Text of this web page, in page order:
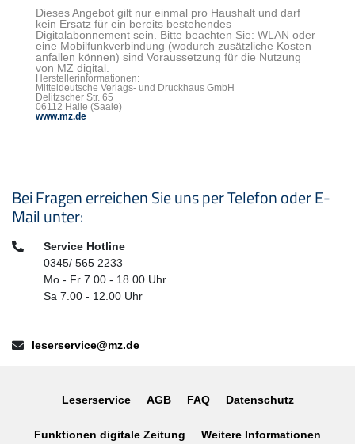
Dieses Angebot gilt nur einmal pro Haushalt und darf
kein Ersatz für ein bereits bestehendes
Digitalabonnement sein. Bitte beachten Sie: WLAN oder
eine Mobilfunkverbindung (wodurch zusätzliche Kosten
anfallen können) sind Voraussetzung für die Nutzung
von MZ digital.
Herstellerinformationen:
Mitteldeutsche Verlags- und Druckhaus GmbH
Delitzscher Str. 65
06112 Halle (Saale)
www.mz.de
Seitenfußbereich
Bei Fragen erreichen Sie uns per Telefon oder E-
Mail unter:
Telefon:Service Hotline
0345/ 565 2233
Mo - Fr 7.00 - 18.00 Uhr
Sa 7.00 - 12.00 Uhr
E-Mail:leserservice@mz.de
Leserservice AGB FAQ Datenschutz
Funktionen digitale Zeitung Weitere Informationen